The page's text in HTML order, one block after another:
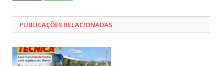
PUBLICAÇÕES RELACIONADAS